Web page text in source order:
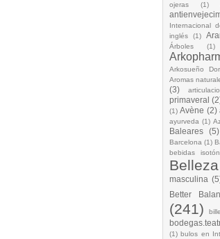
ojeras
(1)
Internacional
inglés
(1)
Árboles
(1)
Arkosueño
Aromas
(3)
primaveral
(1) Avène (2)
ayurveda (1)
Baleares (5)
Barcelona (1)
bebidas
Belleza
masculina
Better
(241)
(1) bulos en